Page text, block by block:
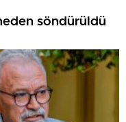
söndürüldü